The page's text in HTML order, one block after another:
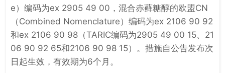
e）编码为ex 2905 49 00，混合赤藓糖醇的欧盟CN
（Combined Nomenclature）编码为ex 2106 90 92
和ex 2106 90 98（TARIC编码为2905 49 00 15、21
06 90 92 65和2106 90 98 15）。措施自公告发布次
日起生效，有效期为6个月。